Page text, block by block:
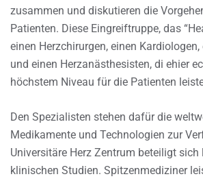
zusammen und diskutieren die
Patienten. Diese Eingreiftruppe, das
einen Herzchirurgen, einen
und einen Herzanästhesisten, di ehier
höchstem Niveau für die Patienten
Den Spezialisten stehen dafür die
Medikamente und Technologien zur
Universitäre Herz Zentrum beteiligt
klinischen Studien. Spitzenmediziner